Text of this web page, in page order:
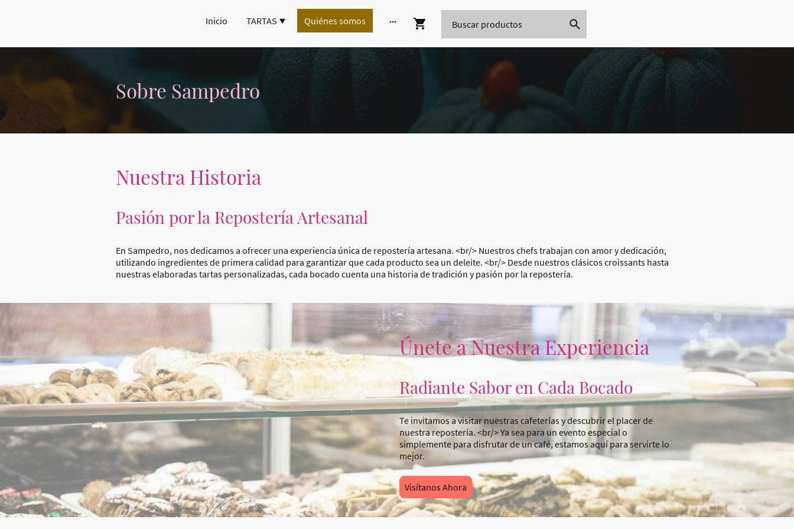
Inicio TARTAS Quiénes somos
Sobre Sampedro
Nuestra Historia
Pasión por la Repostería Artesanal
En Sampedro, nos dedicamos a ofrecer una experiencia única de repostería artesana. <br/> Nuestros chefs trabajan con amor y dedicación,
utilizando ingredientes de primera calidad para garantizar que cada producto sea un deleite. <br/> Desde nuestros clásicos croissants hasta
nuestras elaboradas tartas personalizadas, cada bocado cuenta una historia de tradición y pasión por la repostería.
Únete a Nuestra Experiencia
Radiante Sabor en Cada Bocado
Te invitamos a visitar nuestras cafeterías y descubrir el placer de
nuestra repostería. <br/> Ya sea para un evento especial o
simplemente para disfrutar de un café, estamos aquí para servirte lo
mejor.
Visítanos Ahora